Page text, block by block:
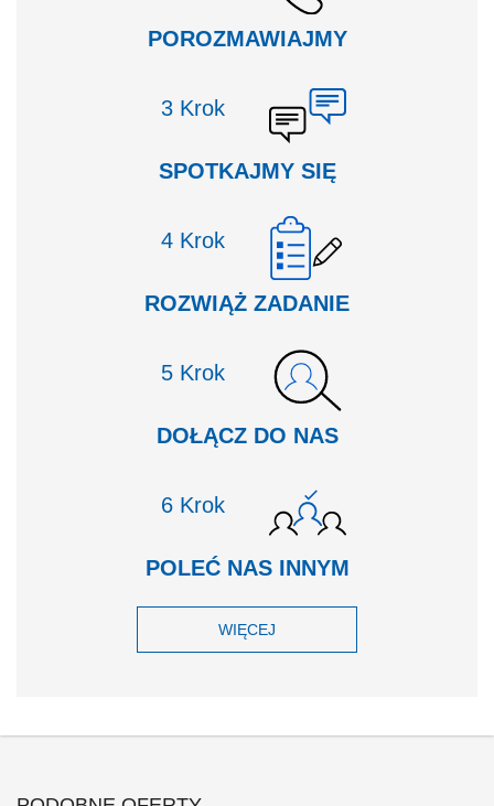
POROZMAWIAJMY
Krok
SPOTKAJMY SIĘ
Krok
ROZWIĄŻ ZADANIE
Krok
DOŁĄCZ DO NAS
Krok
POLEĆ NAS INNYM
WIĘCEJ